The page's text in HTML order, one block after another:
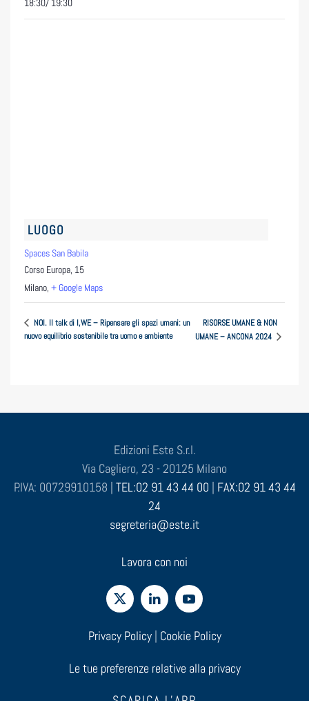
LUOGO
Spaces San Babila
Corso Europa, 15
Milano + Google Maps
NOI. Il talk di I,WE – Ripensare gli spazi umani: un
nuovo equilibrio sostenibile tra uomo e ambiente
RISORSE UMANE & NON
UMANE – ANCONA 2024
Edizioni Este S.r.l.
Via Cagliero, 23 - 20125 Milano
P.IVA: 00729910158 | TEL:02 91 43 44 00 | FAX:02 91 43 44
24
segreteria@este.it
Lavora con noi
Privacy Policy| Cookie Policy
Le tue preferenze relative alla privacy